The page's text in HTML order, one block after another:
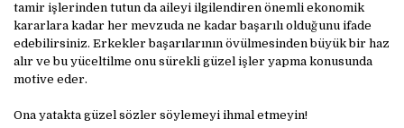
tamir işlerinden tutun da aileyi ilgilendiren önemli ekonomik
kararlara kadar her mevzuda ne kadar başarılı olduğunu ifade
edebilirsiniz. Erkekler başarılarının övülmesinden büyük bir haz
alır ve bu yüceltilme onu sürekli güzel işler yapma konusunda
motive eder.
Ona yatakta güzel sözler söylemeyi ihmal etmeyin!